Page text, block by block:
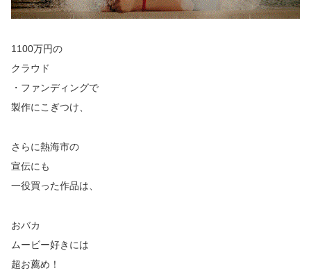
1100万円の
クラウド
・ファンディングで
製作にこぎつけ、
さらに熱海市の
宣伝にも
一役買った作品は、
おバカ
ムービー好きには
超お薦め！